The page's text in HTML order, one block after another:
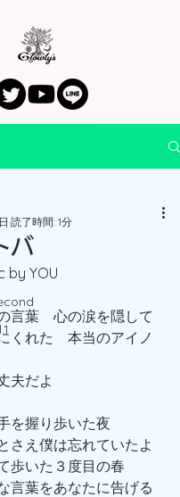
バ
読了時間: 1分
by YOU
言葉　心の涙を隠して
くれた　本当のアイノ
夫だよ
を握り歩いた夜
さえ僕は忘れていたよ
歩いた３度目の春
言葉をあなたに告げる